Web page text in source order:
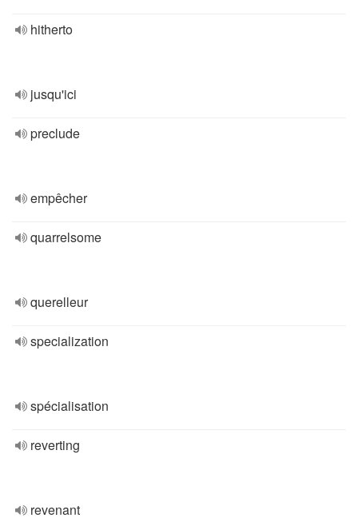
hitherto
jusqu'ici
preclude
empêcher
quarrelsome
querelleur
specialization
spécialisation
reverting
revenant